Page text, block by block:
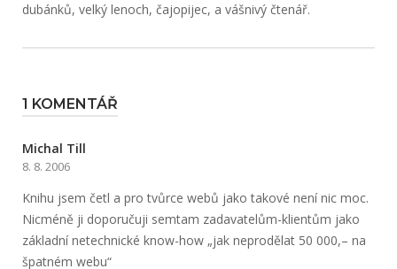
dubánků, velký lenoch, čajopijec, a vášnivý čtenář.
1 KOMENTÁŘ
Michal Till
8. 8. 2006
Knihu jsem četl a pro tvůrce webů jako takové není nic moc.
Nicméně ji doporučuji semtam zadavatelům-klientům jako
základní netechnické know-how „jak neprodělat 50 000,– na
špatném webu“